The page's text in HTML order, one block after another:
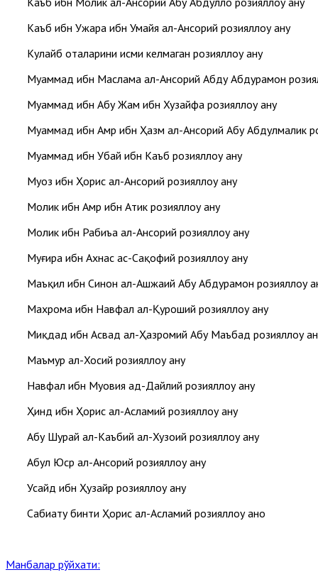
Каъб ибн Ужара ибн Умайя ал-Ансорий розияллоҳу анҳу
Кулайб оталарини исми келмаган розияллоҳу анҳу
Муҳаммад ибн Маслама ал-Ансорий Абду Абдураҳмон
Муҳаммад ибн Абу Жаҳм ибн Хузайфа розияллоҳу анҳу
Муҳаммад ибн Амр ибн Ҳазм ал-Ансорий Абу Абдулмалик
Муҳаммад ибн Убай ибн Каъб розияллоҳу анҳу
Муоз ибн Ҳорис ал-Ансорий розияллоҳу анҳу
Молик ибн Амр ибн Атик розияллоҳу анҳу
Молик ибн Рабиъа ал-Ансорий розияллоҳу анҳу
Муғира ибн Ахнас ас-Сақофий розияллоҳу анҳу
Маъқил ибн Синон ал-Ашжаий Абу Абдураҳмон розияллоҳу
Махрома ибн Навфал ал-Қуроший розияллоҳу анҳу
Миқдад ибн Асвад ал-Ҳазромий Абу Маъбад розияллоҳу
Маъмур ал-Хосий розияллоҳу анҳу
Навфал ибн Муовия ад-Дайлий розияллоҳу анҳу
Ҳинд ибн Ҳорис ал-Асламий розияллоҳу анҳу
Абу Шурайҳ ал-Каъбий ал-Хузоий розияллоҳу анҳу
Абул Юср ал-Ансорий розияллоҳу анҳу
Усайд ибн Ҳузайр розияллоҳу анҳу
Сабиату бинти Ҳорис ал-Асламий розияллоҳу анҳо
Манбалар рўйхати: